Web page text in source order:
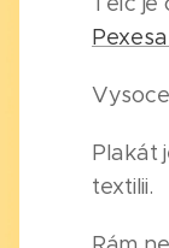
Plakát
textilii.